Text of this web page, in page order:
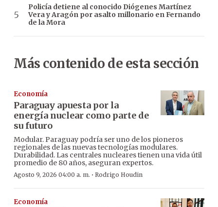
Policía detiene al conocido Diógenes Martínez
Vera y Aragón por asalto millonario en Fernando
de la Mora
Más contenido de esta sección
Economía
Paraguay apuesta por la
energía nuclear como parte de
su futuro
Modular. Paraguay podría ser uno de los pioneros
regionales de las nuevas tecnologías modulares.
Durabilidad. Las centrales nucleares tienen una vida útil
promedio de 80 años, aseguran expertos.
Agosto 9, 2026 04:00 a. m. · Rodrigo Houdin
Economía